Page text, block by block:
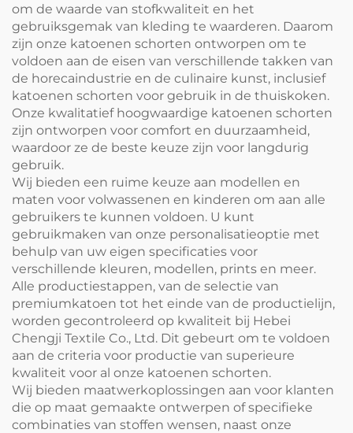
om de waarde van stofkwaliteit en het
gebruiksgemak van kleding te waarderen. Daarom
zijn onze katoenen schorten ontworpen om te
voldoen aan de eisen van verschillende takken van
de horecaindustrie en de culinaire kunst, inclusief
katoenen schorten voor gebruik in de thuiskoken.
Onze kwalitatief hoogwaardige katoenen schorten
zijn ontworpen voor comfort en duurzaamheid,
waardoor ze de beste keuze zijn voor langdurig
gebruik.
Wij bieden een ruime keuze aan modellen en
maten voor volwassenen en kinderen om aan alle
gebruikers te kunnen voldoen. U kunt
gebruikmaken van onze personalisatieoptie met
behulp van uw eigen specificaties voor
verschillende kleuren, modellen, prints en meer.
Alle productiestappen, van de selectie van
premiumkatoen tot het einde van de productielijn,
worden gecontroleerd op kwaliteit bij Hebei
Chengji Textile Co., Ltd. Dit gebeurt om te voldoen
aan de criteria voor productie van superieure
kwaliteit voor al onze katoenen schorten.
Wij bieden maatwerkoplossingen aan voor klanten
die op maat gemaakte ontwerpen of specifieke
combinaties van stoffen wensen, naast onze